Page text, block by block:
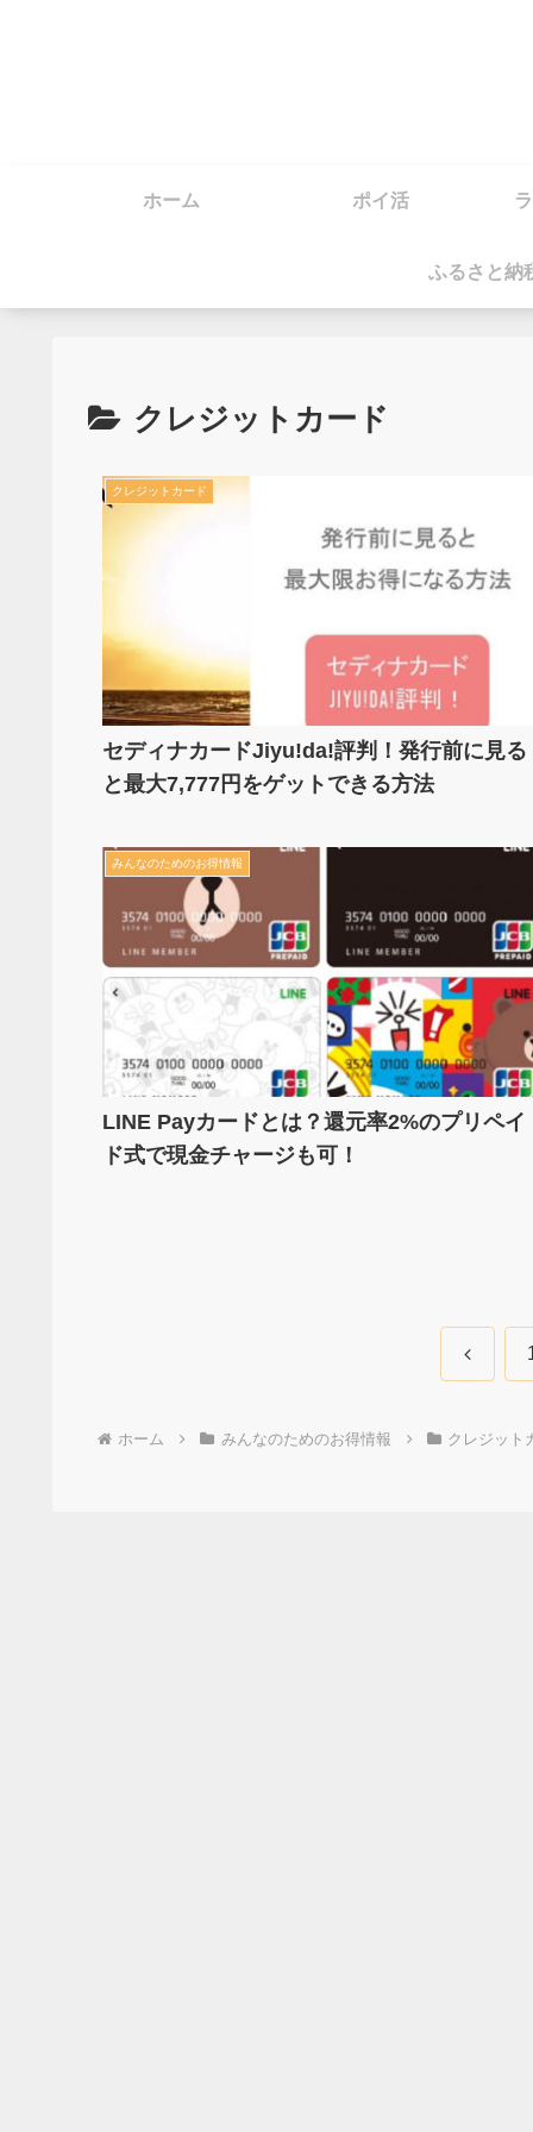
ホーム ポイ活
ふるさと納
クレジットカード
クレジットカード
セディナカードJiyu!da!評判！発行前に見る
と最大7,777円をゲットできる方法
みんなのためのお得情報
LINE Payカードとは？還元率2%のプリペイ
ド式で現金チャージも可！
前
ホーム みんなのためのお得情報 クレジット